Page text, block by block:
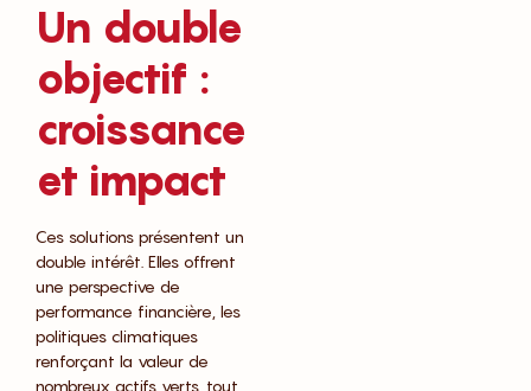
Un double
objectif :
croissance
et impact
Ces solutions présentent un
double intérêt. Elles offrent
une perspective de
performance financière, les
politiques climatiques
renforçant la valeur de
nombreux actifs verts, tout